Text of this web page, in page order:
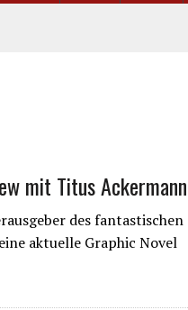
mit Titus Ackermann
des fantastischen
aktuelle Graphic Novel